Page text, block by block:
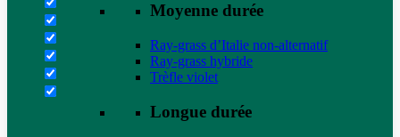
Moyenne durée
Ray-grass d’Italie non-alternatif
Ray-grass hybride
Trèfle violet
Longue durée